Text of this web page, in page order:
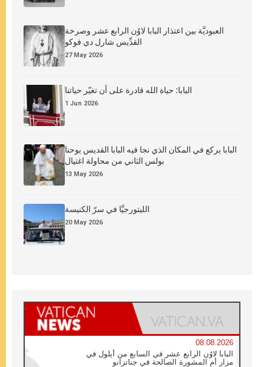
العبوديَّة بين اعتذار البابا لاوُن الرابع عشر وصرخة
القدِّيس شارل دي فوكو
27 May 2026
البابا: حياة الله قادرة على أن تغيّر حياتنا
1 Jun 2026
البابا يركع في المكان الذي نجا فيه البابا القديس يوحنا
بولس الثاني من محاولة اغتيال
13 May 2026
الليتورجيَّا في سرّ الكنيسة
20 May 2026
08.08.2026
البابا لاوُن الرابع عشر في السابع من أيلول في
مزار أم المشورة الصالحة في جناتزانو